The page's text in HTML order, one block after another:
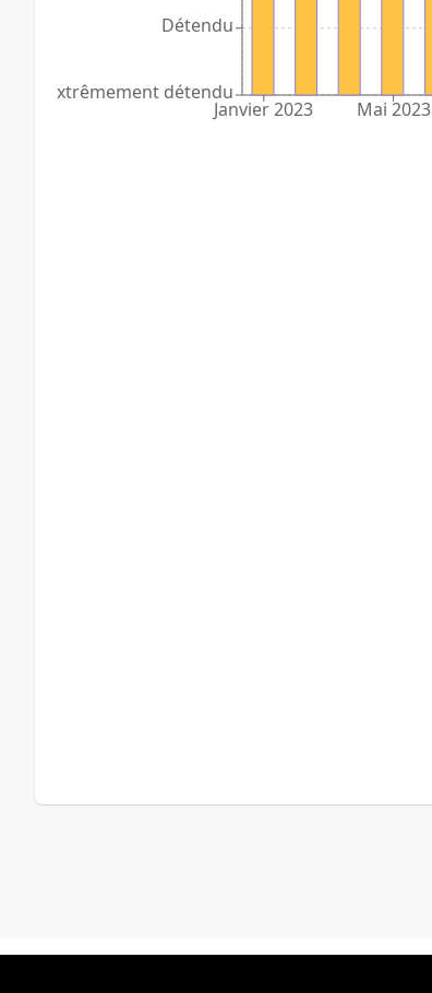
Janvier 2023 Mai 2023
Extrêmement détendu
Détendu